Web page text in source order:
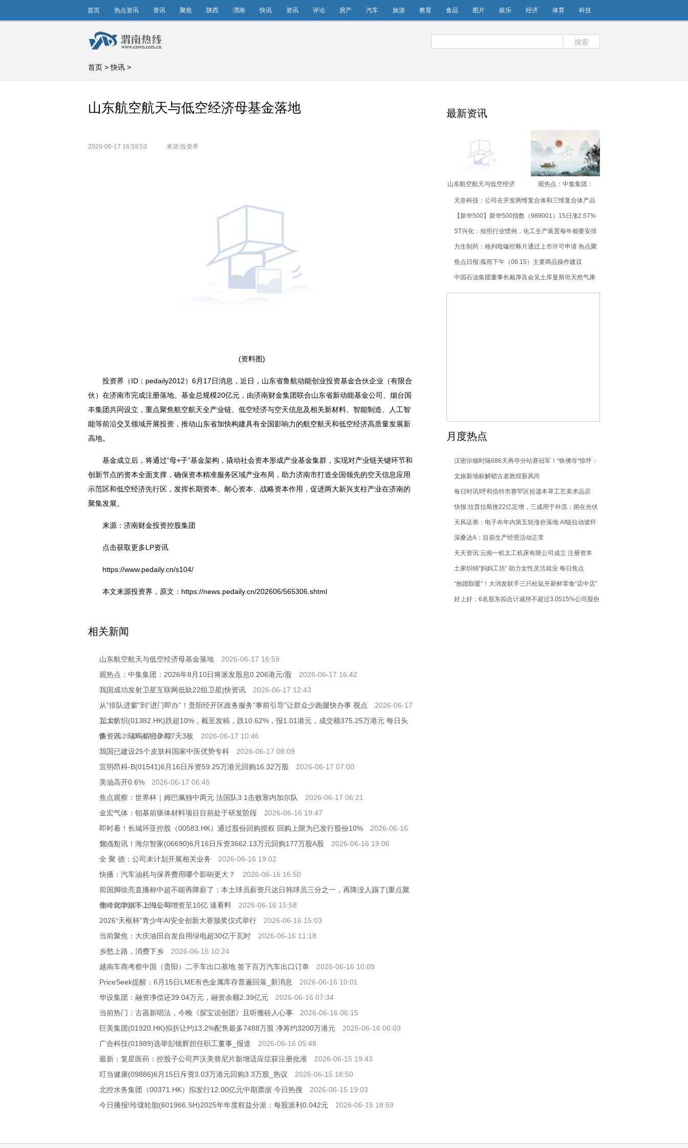
首页 热点资讯 资讯 聚焦 陕西 渭南 快讯 资讯 评论 房产 汽车 旅游 教育 食品 图片 娱乐 经济 体育 科技
搜索
首页 >快讯 >
山东航空航天与低空经济母基金落地
2026-06-17 16:59:53 来源:投资界
(资料图)
投资界（ID：pedaily2012）6月17日消息，近日，山东省鲁航动能创业投资基金合伙企业（有限合
伙）在济南市完成注册落地。基金总规模20亿元，由济南财金集团联合山东省新动能基金公司、烟台国
丰集团共同设立，重点聚焦航空航天全产业链、低空经济与空天信息及相关新材料、智能制造、人工智
能等前沿交叉领域开展投资，推动山东省加快构建具有全国影响力的航空航天和低空经济高质量发展新
高地。
基金成立后，将通过“母+子”基金架构，撬动社会资本形成产业基金集群，实现对产业链关键环节和
创新节点的资本全面支撑，确保资本精准服务区域产业布局，助力济南市打造全国领先的空天信息应用
示范区和低空经济先行区，发挥长期资本、耐心资本、战略资本作用，促进两大新兴支柱产业在济南的
聚集发展。
来源：济南财金投资控股集团
点击获取更多LP资讯
https://www.pedaily.cn/s104/
本文来源投资界，原文：https://news.pedaily.cn/202606/565306.shtml
相关新闻
山东航空航天与低空经济母基金落地
2026-06-17 16:59
观热点：中集集团：2026年8月10日将派发股息0.206港元/股
2026-06-17 16:42
我国成功发射卫星互联网低轨22组卫星|快资讯
2026-06-17 12:43
从“排队进窗”到“进门即办”！贵阳经开区政务服务“事前引导”让群众少跑腿快办事 视点
2026-06-17
11:03
互太纺织(01382.HK)跌超10%，截至发稿，跌10.62%，报1.01港元，成交额375.25万港元 每日头
条
2026-06-17 10:42
快资讯：瑞玛精密录得7天3板
2026-06-17 10:46
我国已建设25个皮肤科国家中医优势专科
2026-06-17 08:09
宜明昂科-B(01541)6月16日斥资59.25万港元回购16.32万股
2026-06-17 07:00
美油高开0.6%
2026-06-17 06:45
焦点观察：世界杯｜姆巴佩独中两元 法国队3:1击败塞内加尔队
2026-06-17 06:21
金宏气体：钼基前驱体材料项目目前处于研发阶段
2026-06-16 19:47
即时看！长城环亚控股（00583.HK）通过股份回购授权 回购上限为已发行股份10%
2026-06-16
18:57
焦点短讯！海尔智家(06690)6月16日斥资3662.13万元回购177万股A股
2026-06-16 19:06
全 聚 德：公司未计划开展相关业务
2026-06-16 19:02
快播：汽车油耗与保养费用哪个影响更大？
2026-06-16 16:50
前国脚徐亮直播称中超不能再降薪了：本土球员薪资只达日韩球员三分之一，再降没人踢了|重点聚
焦
2026-06-16 15:44
华峰化学旗下上海公司增资至10亿 速看料
2026-06-16 15:58
2026“天枢杯”青少年AI安全创新大赛颁奖仪式举行
2026-06-16 15:03
当前聚焦：大庆油田自发自用绿电超30亿千瓦时
2026-06-16 11:18
乡愁上路，消费下乡
2026-06-16 10:24
越南车商考察中国（贵阳）二手车出口基地 签下百万汽车出口订单
2026-06-16 10:09
PriceSeek提醒：6月15日LME有色金属库存普遍回落_新消息
2026-06-16 10:01
华设集团：融资净偿还39.04万元，融资余额2.39亿元
2026-06-16 07:34
当前热门：古器新唱法，今晚《探宝说创团》且听搬砖人心事
2026-06-16 06:15
巨美集团(01920.HK)拟折让约13.2%配售最多7488万股 净筹约3200万港元
2026-06-16 06:03
广合科技(01989)选举彭镜辉担任职工董事_报道
2026-06-16 05:48
最新：复星医药：控股子公司芦沃美替尼片新增适应症获注册批准
2026-06-15 19:43
叮当健康(09886)6月15日斥资3.03万港元回购3.3万股_热议
2026-06-15 18:50
北控水务集团（00371.HK）拟发行12.00亿元中期票据 今日热搜
2026-06-15 19:03
今日播报!玲珑轮胎(601966.SH)2025年年度权益分派：每股派利0.042元
2026-06-15 18:59
最新资讯
山东航空航天与低空经济
观热点：中集集团：
息0.206港元/股
天奈科技：公司在开发两维复合体和三维复合体产品
【新华500】新华500指数（989001）15日涨2.57%
ST兴化：按照行业惯例，化工生产装置每年都要安排
计划检修 微头条
力生制药：格列吡嗪控释片通过上市许可申请 热点聚
焦
焦点日报:孤雨下午（06.15）主要商品操作建议
中国石油集团董事长戴厚良会见土库曼斯坦天然气康
采恩副总裁阿尔恰耶夫
月度热点
汉密尔顿时隔686天再夺分站赛冠军！“铁佛寺”惊呼：
计划有变，准备争冠
文旅新地标解锁古老敦煌新风尚
每日时讯!呼和浩特市赛罕区拾遗本草工艺美术品店
（个体工商户）成立 注册资本1万人民币
快报:拉普拉斯推22亿定增，三成用于补流：困在光伏
周期里，半导体能否成第二曲线？
天风证券：电子布年内第五轮涨价落地 AI链拉动玻纤
景气延续
深桑达A：目前生产经营活动正常
天天资讯:云南一机太工机床有限公司成立 注册资本
100万人民币
土家织锦“妈妈工坊” 助力女性灵活就业 每日焦点
“抱团取暖”！大润发联手三只松鼠开新鲜零食“店中店”
好上好：6名股东拟合计减持不超过3.0515%公司股份